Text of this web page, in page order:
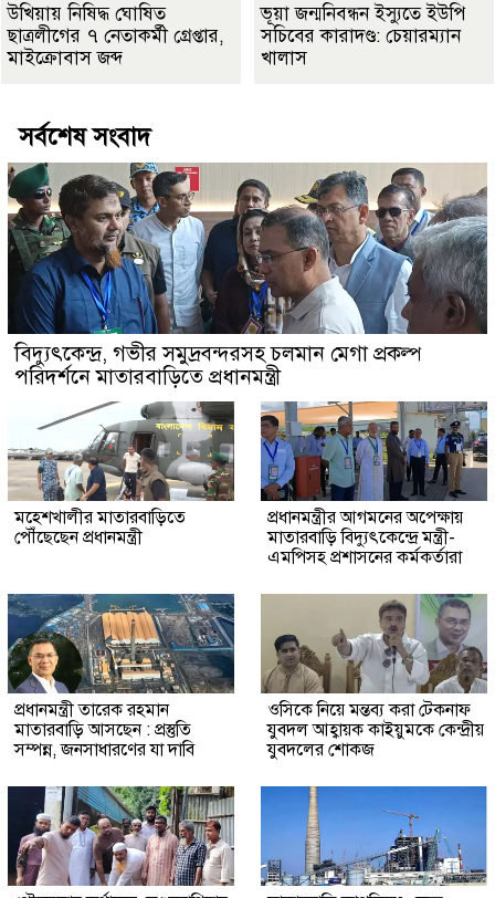
উখিয়ায় নিষিদ্ধ ঘোষিত
ছাত্রলীগের ৭ নেতাকর্মী গ্রেপ্তার,
মাইক্রোবাস জব্দ
ভূয়া জন্মনিবন্ধন ইস্যুতে ইউপি
সচিবের কারাদণ্ড: চেয়ারম্যান
খালাস
সর্বশেষ সংবাদ
বিদ্যুৎকেন্দ্র, গভীর সমুদ্রবন্দরসহ চলমান মেগা প্রকল্প
পরিদর্শনে মাতারবাড়িতে প্রধানমন্ত্রী
মহেশখালীর মাতারবাড়িতে
পৌঁছেছেন প্রধানমন্ত্রী
প্রধানমন্ত্রীর আগমনের অপেক্ষায়
মাতারবাড়ি বিদ্যুৎকেন্দ্রে মন্ত্রী-
এমপিসহ প্রশাসনের কর্মকর্তারা
প্রধানমন্ত্রী তারেক রহমান
মাতারবাড়ি আসছেন : প্রস্তুতি
সম্পন্ন, জনসাধারণের যা দাবি
ওসিকে নিয়ে মন্তব্য করা টেকনাফ
যুবদল আহ্বায়ক কাইয়ুমকে কেন্দ্রীয়
যুবদলের শোকজ